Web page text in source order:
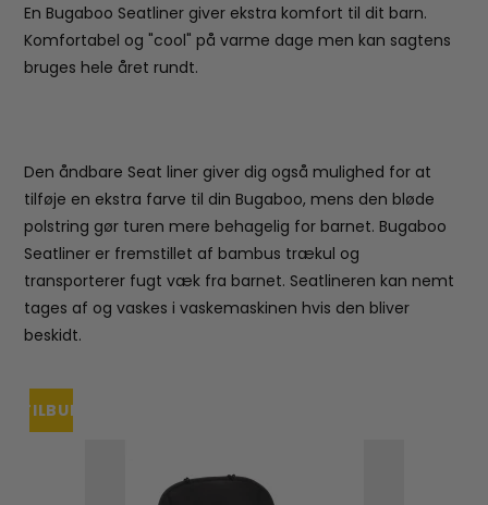
En Bugaboo Seatliner giver ekstra komfort til dit barn.
Komfortabel og "cool" på varme dage men kan sagtens
bruges hele året rundt.
Den åndbare Seat liner giver dig også mulighed for at
tilføje en ekstra farve til din Bugaboo, mens den bløde
polstring gør turen mere behagelig for barnet. Bugaboo
Seatliner er fremstillet af bambus trækul og
transporterer fugt væk fra barnet. Seatlineren kan nemt
tages af og vaskes i vaskemaskinen hvis den bliver
beskidt.
TILBUD